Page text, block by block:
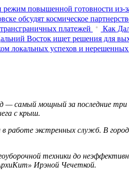
повышенной готовности
обсудят космическое
платежей
Как
Восток ищет решения для
локальных успехов и нерешенных
— самый мощный за последние
с крыш.
экстренных служб. В
техники до
Ирэной Чечеткой.